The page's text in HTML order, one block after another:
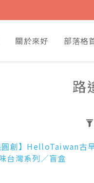
關於來好 部落格
路